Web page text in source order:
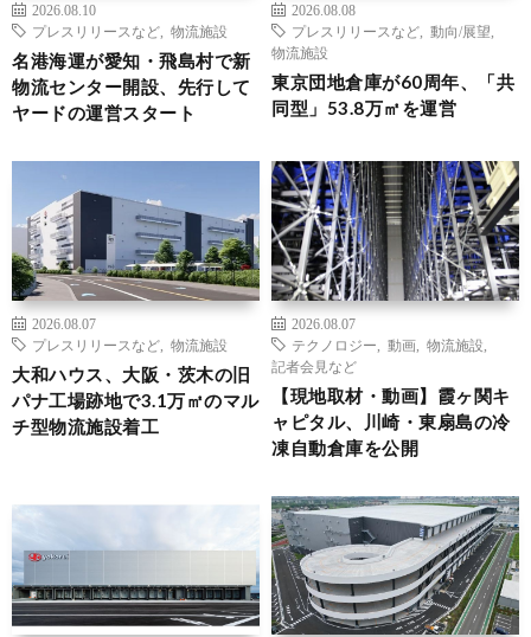
2026.08.10
プレスリリースなど
物流施設
名港海運が愛知・飛島村で新
物流センター開設、先行して
ヤードの運営スタート
2026.08.08
プレスリリースなど
動向/展望
物流施設
東京団地倉庫が60周年、「共
同型」53.8万㎡を運営
2026.08.07
プレスリリースなど
物流施設
大和ハウス、大阪・茨木の旧
パナ工場跡地で3.1万㎡のマル
チ型物流施設着工
2026.08.07
テクノロジー
動画 物流施設
記者会見など
【現地取材・動画】霞ヶ関キ
ャピタル、川崎・東扇島の冷
凍自動倉庫を公開